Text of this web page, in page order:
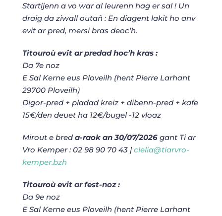
Startijenn a vo war al leurenn hag er sal ! Un
draig da ziwall outañ : En diagent lakit ho anv
evit ar pred, mersi bras deoc’h.
Titouroù evit ar predad hoc’h kras :
Da 7e noz
E Sal Kerne eus Ploveilh (hent Pierre Larhant
29700 Ploveilh)
Digor-pred + pladad kreiz + dibenn-pred + kafe
15€/den deuet ha 12€/bugel -12 vloaz
Mirout e breda-raok an 30/07/2026gant Ti ar
Vro Kemper : 02 98 90 70 43 |clelia@tiarvro-
kemper.bzh
Titouroù evit ar fest-noz :
Da 9e noz
E Sal Kerne eus Ploveilh (hent Pierre Larhant